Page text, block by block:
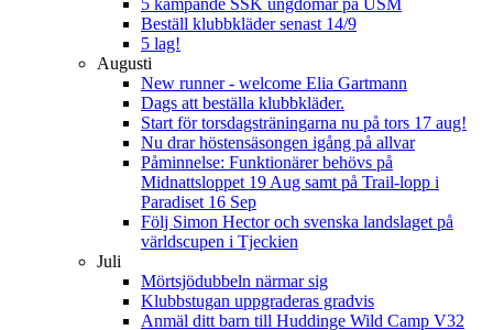
Beställ klubbkläder senast 14/9
5 lag!
Augusti
New runner - welcome Elia Gartmann
Dags att beställa klubbkläder.
Start för torsdagsträningarna nu på tors 17 aug!
Nu drar höstensäsongen igång på allvar
Påminnelse: Funktionärer behövs på
Midnattsloppet 19 Aug samt på Trail-lopp i
Paradiset 16 Sep
Följ Simon Hector och svenska landslaget på
världscupen i Tjeckien
Juli
Mörtsjödubbeln närmar sig
Klubbstugan uppgraderas gradvis
Anmäl ditt barn till Huddinge Wild Camp V32